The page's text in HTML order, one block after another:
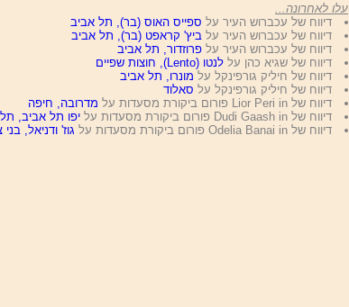
עלו לאחרונה...
דיווח של עכברוש העיר על ספייס האוס (בר), תל אביב
דיווח של עכברוש העיר על ביץ' קראפט (בר), תל אביב
דיווח של עכברוש העיר עלפרוזדור, תל אביב
דיווח של שגיא כהן עללנטו (Lento), חוצות שפיים
דיווח של חיליק גורפינקל על מונרו, תל אביב
דיווח של חיליק גורפינקל על סאלוד
דיווח של Lior Peri in פורום ביקורת מסעדות על
מדרובה, חיפה
דיווח של Dudi Gaash in פורום ביקורת מסעדות על
יפו תל אביב,
דיווח של Odelia Banai in פורום ביקורת מסעדות על
גוז' ודניאל, בני